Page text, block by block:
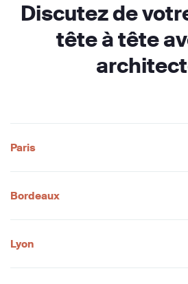
Discutez de
tête à tête
Paris
Bordeaux
Lyon